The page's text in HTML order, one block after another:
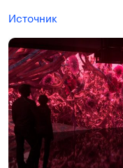
Источник